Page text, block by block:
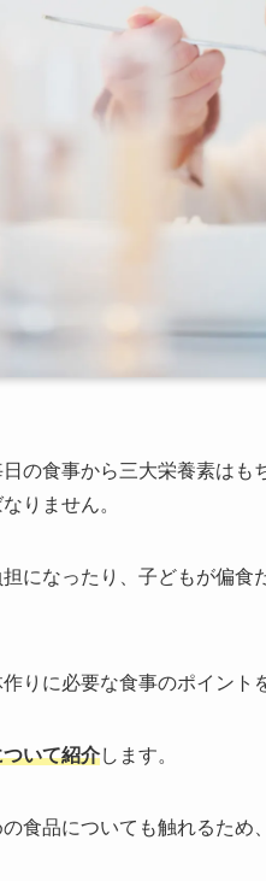
の食事から三大栄養素はも
りません。
になったり、子どもが偏食
りに必要な食事のポイント
いて紹介します。
食品についても触れるため